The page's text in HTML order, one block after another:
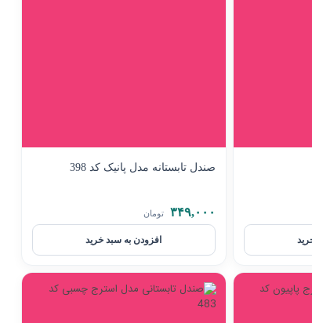
صندل تابستانه مدل پانیک کد 398
۳۴۹,۰۰۰ تومان
افزودن به سبد خرید